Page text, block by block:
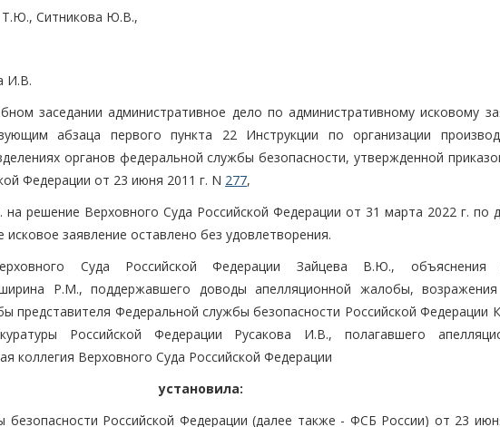
Т.Ю., Ситникова Ю.В.,
И.В.
заседании административное дело по административному исковому
абзаца первого пункта 22 Инструкции по организации
органов федеральной службы безопасности, утвержденной
Федерации от 23 июня 2011 г. N 277,
решение Верховного Суда Российской Федерации от 31 марта 2022 г. по
заявление оставлено без удовлетворения.
Суда Российской Федерации Зайцева В.Ю., объяснения
Р.М., поддержавшего доводы апелляционной жалобы, возражения
представителя Федеральной службы безопасности Российской Федерации
Российской Федерации Русакова И.В., полагавшего
коллегия Верховного Суда Российской Федерации
установила:
безопасности Российской Федерации (далее также - ФСБ России) от 23